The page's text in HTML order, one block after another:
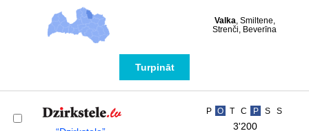
Valka, Smiltene,
Strenči, Beverīna
Turpināt
P O T C P S S
3'200